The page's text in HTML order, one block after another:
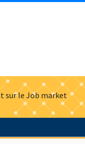
sur le Job market
Gestion des